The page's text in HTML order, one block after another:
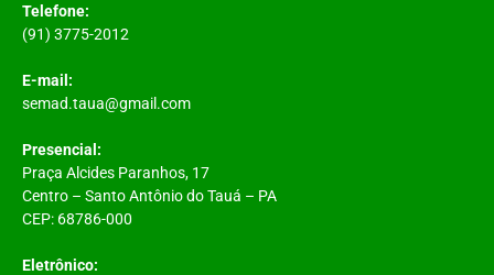
Telefone:
(91) 3775-2012
E-mail:
semad.taua@gmail.com
Presencial:
Praça Alcides Paranhos, 17
Centro – Santo Antônio do Tauá – PA
CEP: 68786-000
Eletrônico: